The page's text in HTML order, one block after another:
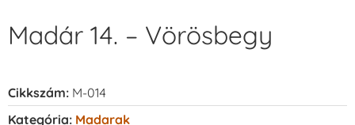
Madár 14. – Vörösbegy
Cikkszám: M-014
Kategória: Madarak